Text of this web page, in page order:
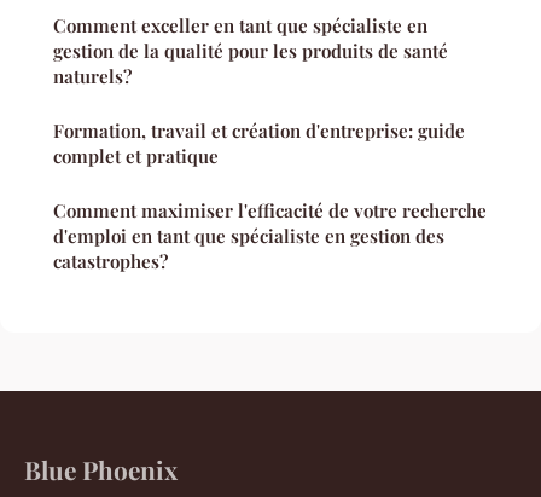
Comment exceller en tant que spécialiste en
gestion de la qualité pour les produits de santé
naturels?
Formation, travail et création d'entreprise: guide
complet et pratique
Comment maximiser l'efficacité de votre recherche
d'emploi en tant que spécialiste en gestion des
catastrophes?
Blue Phoenix